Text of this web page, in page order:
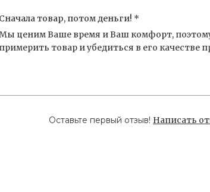
Сначала товар, потом деньги! *
ценим Ваше время и Ваш комфорт,
примерить товар и убедиться в его качестве
Оставьте первый отзыв! Написать